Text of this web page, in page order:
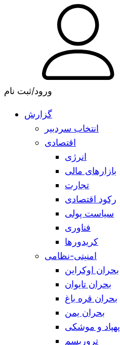
ورود/ثبت نام
گزارش
انتخاب سردبیر
اقتصادی
انرژی
بازارهای مالی
تجارت
رکود اقتصادی
سیاست پولی
فناوری
کریدورها
امنیتی-نظامی
بحران اوکراین
بحران تایوان
بحران قره باغ
بحران یمن
پهپاد و موشکی
تروریسم